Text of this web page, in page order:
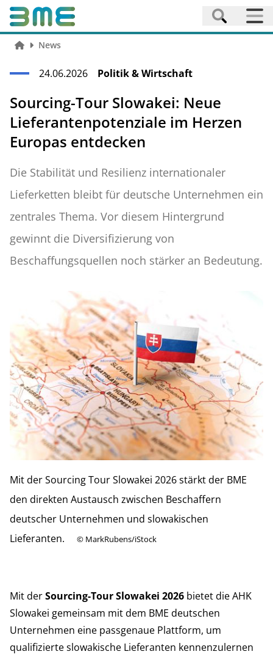
News
24.06.2026 Politik & Wirtschaft
Sourcing-Tour Slowakei: Neue
Lieferantenpotenziale im Herzen
Europas entdecken
Die Stabilität und Resilienz internationaler
Lieferketten bleibt für deutsche Unternehmen ein
zentrales Thema. Vor diesem Hintergrund
gewinnt die Diversifizierung von
Beschaffungsquellen noch stärker an Bedeutung.
Mit der Sourcing Tour Slowakei 2026 stärkt der BME
den direkten Austausch zwischen Beschaffern
deutscher Unternehmen und slowakischen
Lieferanten.
© MarkRubens/iStock
Mit derSourcing-Tour Slowakei 2026 bietet die AHK
Slowakei gemeinsam mit dem BME deutschen
Unternehmen eine passgenaue Plattform, um
qualifizierte slowakische Lieferanten kennenzulernen